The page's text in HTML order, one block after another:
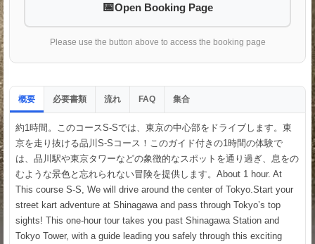
Open Booking Page
Please use the button above to access the booking page
概要 必要書類 流れ FAQ 集合
約1時間。このコースS-Sでは、東京の中心部をドライブします。東
京を走り抜ける品川S-Sコース！このガイド付きの1時間の体験で
は、品川駅や東京タワーなどの象徴的なスポットを通り過ぎ、息をの
むような景色と忘れられない冒険を提供します。About 1 hour. At
This course S-S, We will drive around the center of Tokyo.Start your
street kart adventure at Shinagawa and pass through Tokyo’s top
sights! This one-hour tour takes you past Shinagawa Station and
Tokyo Tower, with a guide leading you safely through this exciting